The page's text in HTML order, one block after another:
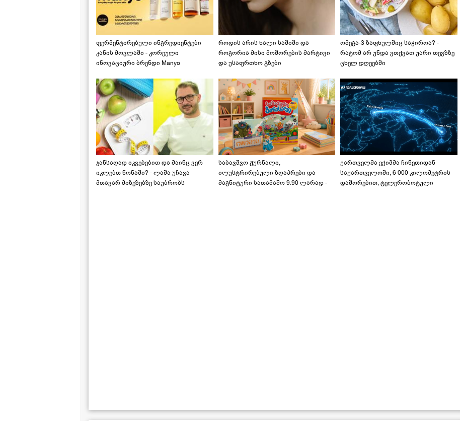
ფერმენტირებული ინგრედიენტები
კანის მოვლაში - კორეული
ინოვაციური ბრენდი Manyo
როდის არის ხალი საშიში და
როგორია მისი მოშორების მარტივი
და უსაფრთხო გზები
ომეგა-3 ზაფხულშიც საჭიროა? -
რატომ არ უნდა ვთქვათ უარი თევზზე
ცხელ დღეებში
ჯანსაღად იკვებებით და მაინც ვერ
იკლებთ წონაში? - ლაშა უჩავა
მთავარ მიზეზებზე საუბრობს
საბავშვო ჟურნალი,
ილუსტრირებული ზღაპრები და
მაგნიტური სათამაშო 9.90 ლარად -
ქართველმა ექიმმა ჩინეთიდან
საქართველოში, 6 000 კილომეტრის
დაშორებით, ტელერობოტული